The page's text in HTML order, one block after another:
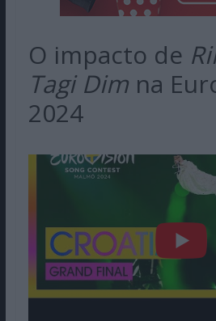
O impacto de
Tagi Dimna
2024